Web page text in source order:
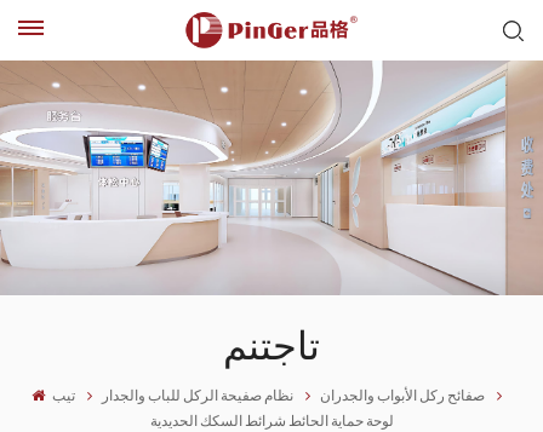
تاجتنم
تيب نظام صفيحة الركل للباب والجدار
صفائح ركل الأبواب والجدران
لوحة حماية الحائط شرائط السكك الحديدية